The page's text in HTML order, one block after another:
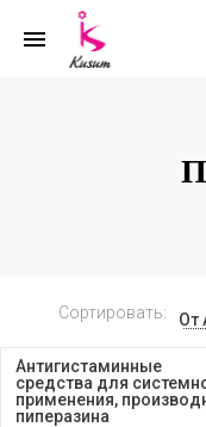
Сортировать: От
Антигистаминные
средства для
применения,
пиперазина